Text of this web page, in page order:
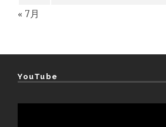
« 7月
YouTube